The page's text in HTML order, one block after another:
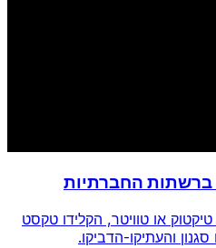
ברשתות החברתיות
או טוויטר, הקלידו טקסט